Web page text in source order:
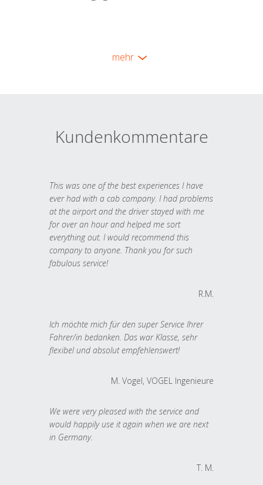
mehr
Kundenkommentare
This was one of the best experiences I have
ever had with a cab company. I had problems
at the airport and the driver stayed with me
for over an hour and helped me sort
everything out. I would recommend this
company to anyone. Thank you for such
fabulous service!
R.M.
Ich möchte mich für den super Service Ihrer
Fahrer/in bedanken. Das war Klasse, sehr
flexibel und absolut empfehlenswert!
M. Vogel, VOGEL Ingenieure
We were very pleased with the service and
would happily use it again when we are next
in Germany.
T. M.